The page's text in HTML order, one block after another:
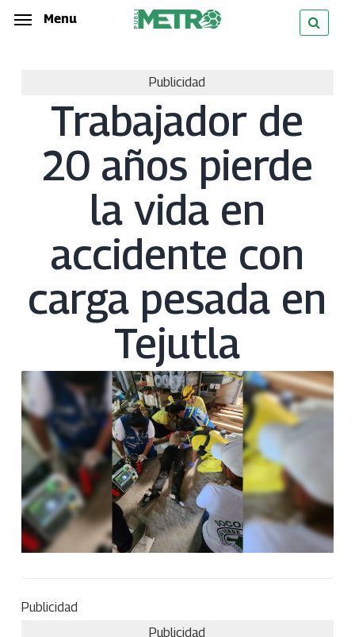
Skip
Menu
Publicidad
Trabajador de
20 años pierde
la vida en
accidente con
carga pesada en
Tejutla
Publicidad
Publicidad
Menu